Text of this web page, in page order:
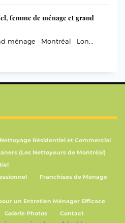
femme de ménage et grand
ménage · Montréal · Lon...
Résidentiel et Commercial
(Les Nettoyeurs de Montréal)
Franchises de Ménage
un Entretien Ménager Efficace
Galerie Photos Contact